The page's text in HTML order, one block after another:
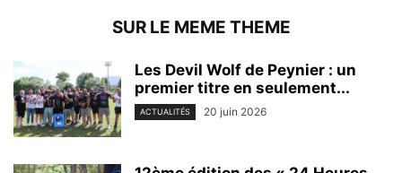
SUR LE MEME THEME
Les Devil Wolf de Peynier : un
premier titre en seulement...
ACTUALITÉS 20 juin 2026